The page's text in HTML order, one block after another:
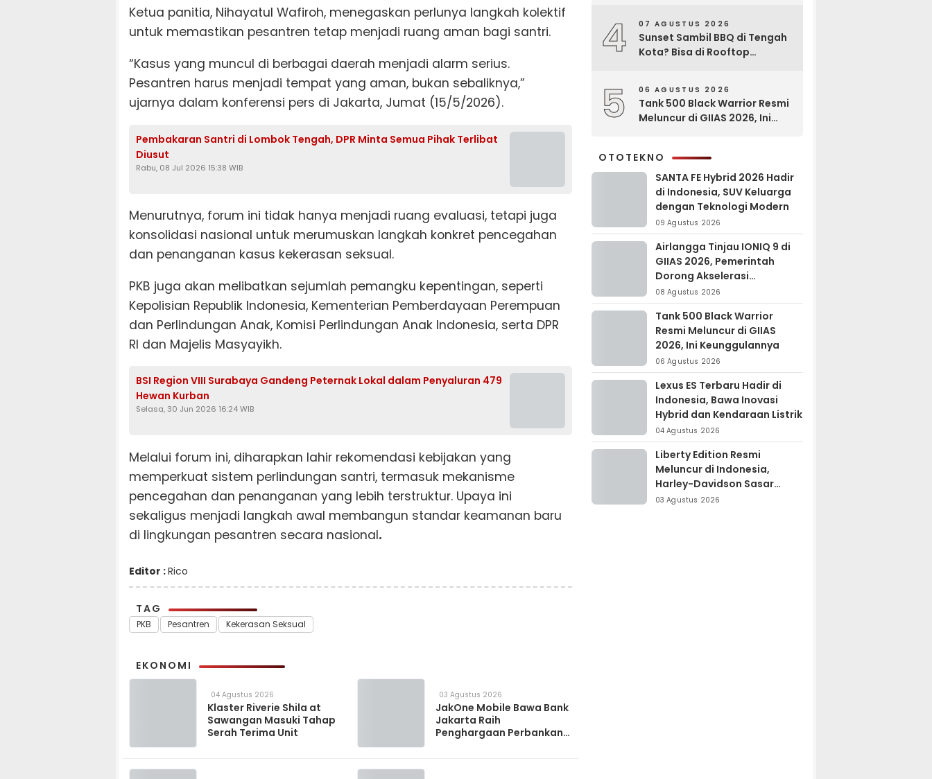
Ketua panitia, Nihayatul Wafiroh, menegaskan perlunya langkah kolektif
untuk memastikan pesantren tetap menjadi ruang aman bagi santri.
“Kasus yang muncul di berbagai daerah menjadi alarm serius.
Pesantren harus menjadi tempat yang aman, bukan sebaliknya,”
ujarnya dalam konferensi pers di Jakarta, Jumat (15/5/2026).
Pembakaran Santri di Lombok Tengah, DPR Minta Semua Pihak Terlibat
Diusut
Rabu, 08 Jul 2026 15:38 WIB
Menurutnya, forum ini tidak hanya menjadi ruang evaluasi, tetapi juga
konsolidasi nasional untuk merumuskan langkah konkret pencegahan
dan penanganan kasus kekerasan seksual.
PKB juga akan melibatkan sejumlah pemangku kepentingan, seperti
Kepolisian Republik Indonesia, Kementerian Pemberdayaan Perempuan
dan Perlindungan Anak, Komisi Perlindungan Anak Indonesia, serta DPR
RI dan Majelis Masyayikh.
BSI Region VIII Surabaya Gandeng Peternak Lokal dalam Penyaluran 479
Hewan Kurban
Selasa, 30 Jun 2026 16:24 WIB
Melalui forum ini, diharapkan lahir rekomendasi kebijakan yang
memperkuat sistem perlindungan santri, termasuk mekanisme
pencegahan dan penanganan yang lebih terstruktur. Upaya ini
sekaligus menjadi langkah awal membangun standar keamanan baru
di lingkungan pesantren secara nasional.
Editor :Rico
TAG
PKB Pesantren Kekerasan Seksual
EKONOMI
04 Agustus 2026
Klaster Riverie Shila at
Sawangan Masuki Tahap
Serah Terima Unit
03 Agustus 2026
JakOne Mobile Bawa Bank
Jakarta Raih
Penghargaan Perbankan
4 07 AGUSTUS 2026
Sunset Sambil BBQ di Tengah
Kota? Bisa di Rooftop
5 06 AGUSTUS 2026
Tank 500 Black Warrior Resmi
Meluncur di GIIAS 2026, Ini
OTOTEKNO
SANTA FE Hybrid 2026 Hadir
di Indonesia, SUV Keluarga
dengan Teknologi Modern
09 Agustus 2026
Airlangga Tinjau IONIQ 9 di
GIIAS 2026, Pemerintah
Dorong Akselerasi
Kendaraan Listrik
08 Agustus 2026
Tank 500 Black Warrior
Resmi Meluncur di GIIAS
2026, Ini Keunggulannya
06 Agustus 2026
Lexus ES Terbaru Hadir di
Indonesia, Bawa Inovasi
Hybrid dan Kendaraan Listrik
04 Agustus 2026
Liberty Edition Resmi
Meluncur di Indonesia,
Harley-Davidson Sasar
Kolektor Motor Premium
03 Agustus 2026